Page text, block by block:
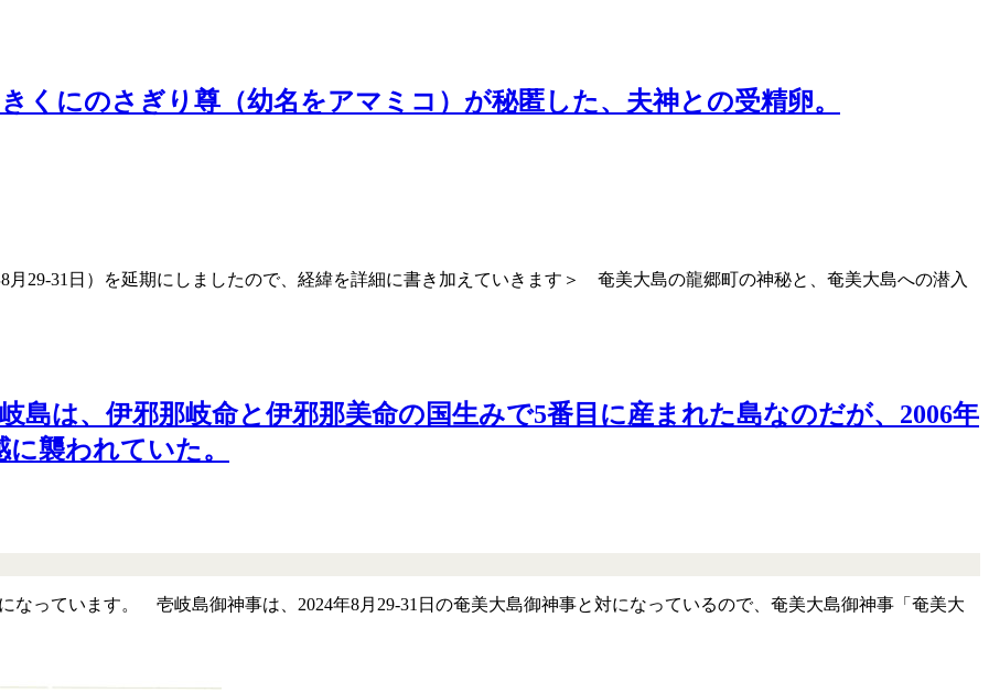
くにのさぎり尊（幼名をアマミコ）が秘匿した、夫神との受精卵。
29-31日）を延期にしましたので、経緯を詳細に書き加えていきます＞ 奄美大島の龍郷町の神秘と、奄美大島への潜入
島は、伊邪那岐命と伊邪那美命の国生みで5番目に産まれた島なのだが、2006年
襲われていた。
っています。 壱岐島御神事は、2024年8月29-31日の奄美大島御神事と対になっているので、奄美大島御神事「奄美大